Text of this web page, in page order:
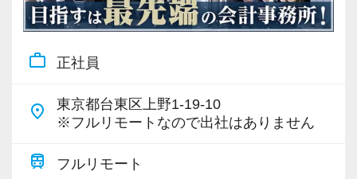
work_outline 正社員
place
東京都台東区上野1-19-10
※フルリモートなので出社はありません
train フルリモート